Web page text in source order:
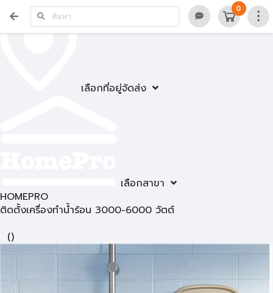
เลือกที่อยู่จัดส่ง
เลือกสาขา
0
HOMEPRO
ติดตั้งเครื่องทำน้ำร้อน 3000-6000 วัตต์
()